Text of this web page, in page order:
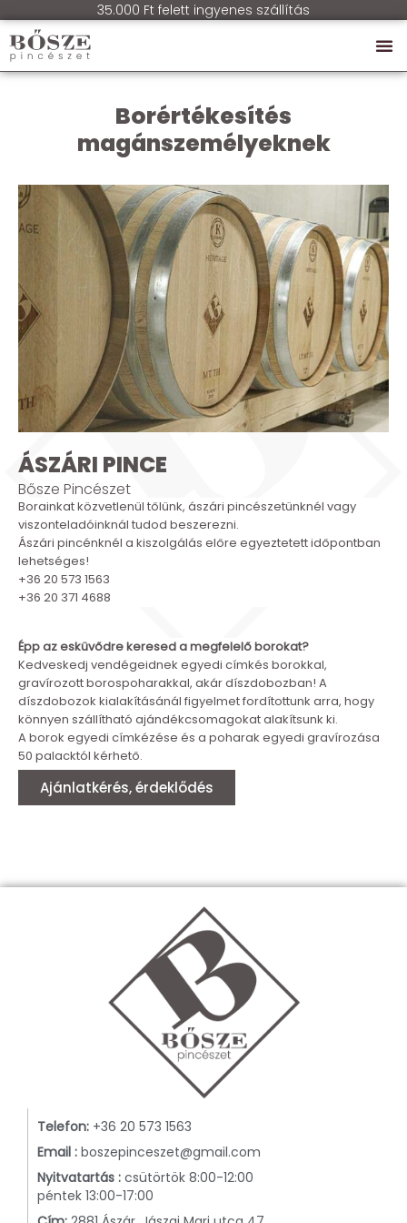
35.000 Ft felett ingyenes szállítás
Borértékesítés
magánszemélyeknek
ÁSZÁRI PINCE
Bősze Pincészet
Borainkat közvetlenül tőlünk, ászári pincészetünknél vagy
viszonteladóinknál tudod beszerezni.
Ászári pincénknél a kiszolgálás előre egyeztetett időpontban
lehetséges!
+36 20 573 1563
+36 20 371 4688
Épp az esküvődre keresed a megfelelő borokat?
Kedveskedj vendégeidnek egyedi címkés borokkal,
gravírozott borospoharakkal, akár díszdobozban! A
díszdobozok kialakításánál figyelmet fordítottunk arra, hogy
könnyen szállítható ajándékcsomagokat alakítsunk ki.
A borok egyedi címkézése és a poharak egyedi gravírozása
50 palacktól kérhető.
Ajánlatkérés, érdeklődés
Telefon: +36 20 573 1563
Email : boszepinceszet@gmail.com
Nyitvatartás : csütörtök 8:00-12:00
péntek 13:00-17:00